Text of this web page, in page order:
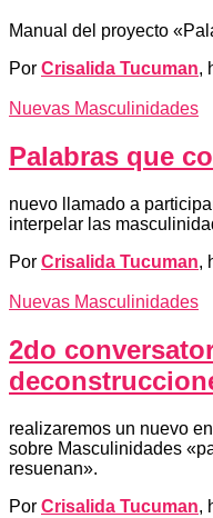
Manual del proyecto
Por Crisalida Tucuman,
Nuevas Masculinidades
Palabras que
nuevo llamado a
interpelar las
Por Crisalida Tucuman,
Nuevas Masculinidades
2do
realizaremos un nuevo
sobre Masculinidades
resuenan».
Por Crisalida Tucuman,